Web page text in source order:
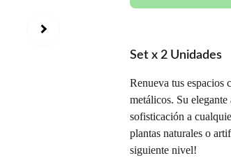
Set x 2 Unidades
Renueva tus espacios
metálicos. Su
sofisticación a
plantas naturales o
siguiente nivel!